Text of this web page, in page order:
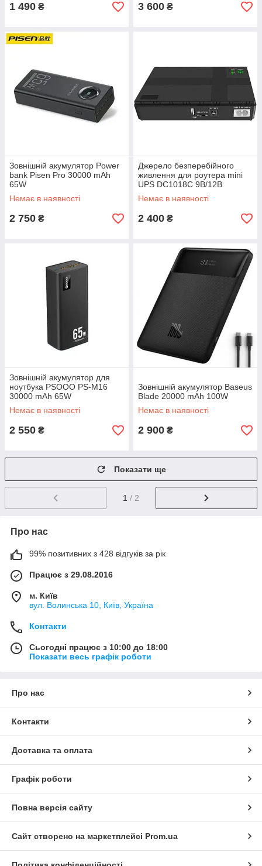
1 490 ₴ 3 600 ₴
Зовнішній акумулятор Power
bank Pisen Pro 30000 mAh
65W
Немає в наявності
2 750 ₴
Джерело безперебійного
живлення для роутера mini
UPS DC1018C 9В/12В
Немає в наявності
2 400 ₴
Зовнішній акумулятор для
ноутбука PSOOO PS-M16
30000 mAh 65W
Немає в наявності
2 550 ₴
Зовнішній акумулятор Baseus
Blade 20000 mAh 100W
Немає в наявності
2 900 ₴
Показати ще
1 / 2
Про нас
99% позитивних з 428 відгуків за рік
Працює з 29.08.2016
м. Київ
вул. Волинська 10, Київ, Україна
Контакти
Сьогодні працює з 10:00 до 18:00
Показати весь графік роботи
Про нас
Контакти
Доставка та оплата
Графік роботи
Повна версія сайту
Сайт створено на маркетплейсі Prom.ua